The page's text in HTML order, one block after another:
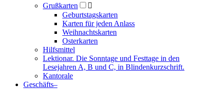
Grußkarten

Geburtstagskarten
Karten für jeden Anlass
Weihnachtskarten
Osterkarten
Hilfsmittel
Lektionar. Die Sonntage und Festtage in den
Lesejahren A, B und C, in Blindenkurzschrift.
Kantorale
Geschäfts­–